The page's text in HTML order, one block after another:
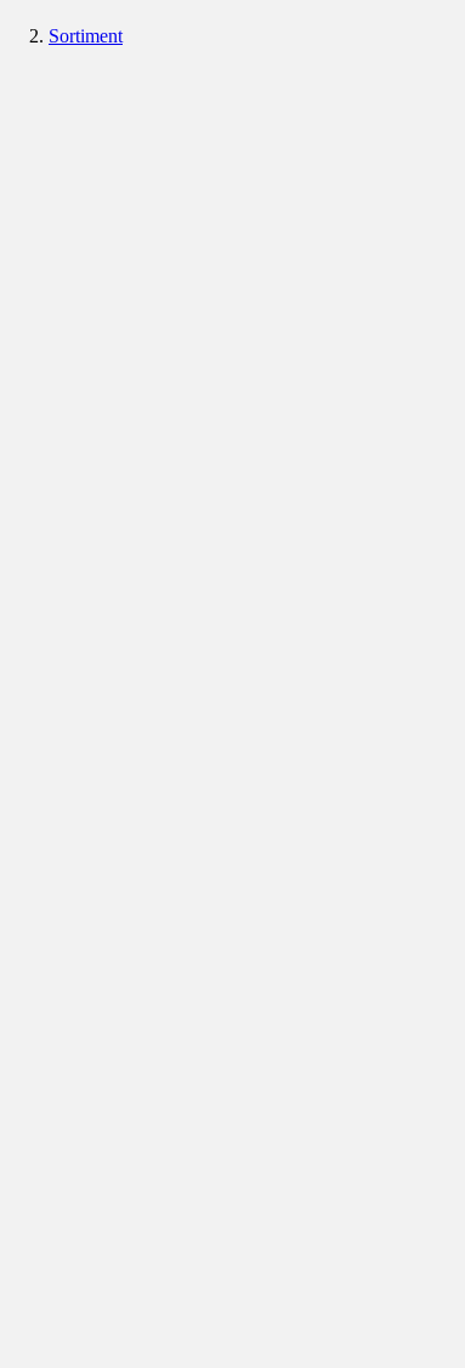
Sortiment